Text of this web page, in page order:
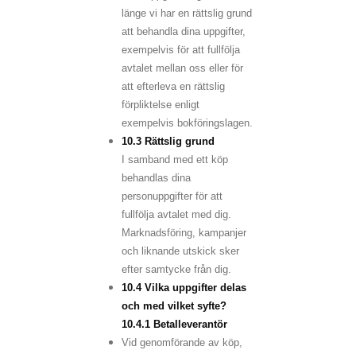
länge vi har en rättslig grund
att behandla dina uppgifter,
exempelvis för att fullfölja
avtalet mellan oss eller för
att efterleva en rättslig
förpliktelse enligt
exempelvis bokföringslagen.
10.3 Rättslig grund
I samband med ett köp
behandlas dina
personuppgifter för att
fullfölja avtalet med dig.
Marknadsföring, kampanjer
och liknande utskick sker
efter samtycke från dig.
10.4 Vilka uppgifter delas
och med vilket syfte?
10.4.1 Betalleverantör
Vid genomförande av köp,